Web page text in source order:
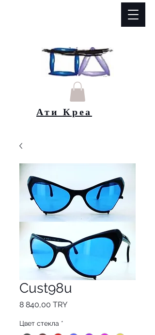
Ати Креа
Cust98u
8 840,00 TRYЦена
Цвет стекла *